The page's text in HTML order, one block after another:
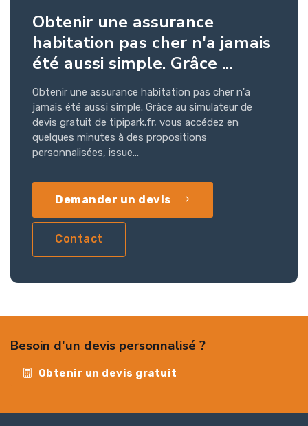
Obtenir une assurance
habitation pas cher n'a jamais
été aussi simple. Grâce ...
Obtenir une assurance habitation pas cher n'a
jamais été aussi simple. Grâce au simulateur de
devis gratuit de tipipark.fr, vous accédez en
quelques minutes à des propositions
personnalisées, issue...
Demander un devis
Contact
Besoin d'un devis personnalisé ?
Obtenir un devis gratuit